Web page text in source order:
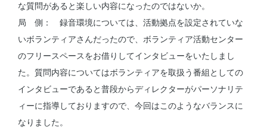
な質問があると楽しい内容になったのではないか。
局 側： 録音環境については、活動拠点を設定されていな
いボランティアさんだったので、ボランティア活動センター
のフリースペースをお借りしてインタビューをいたしまし
た。質問内容についてはボランティアを取扱う番組としての
インタビューであると普段からディレクターがパーソナリテ
ィーに指導しておりますので、今回はこのようなバランスに
なりました。